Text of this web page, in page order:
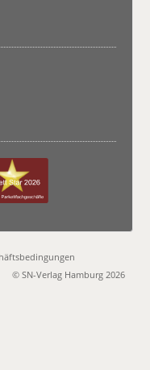
© SN-Verlag Hamburg 2026